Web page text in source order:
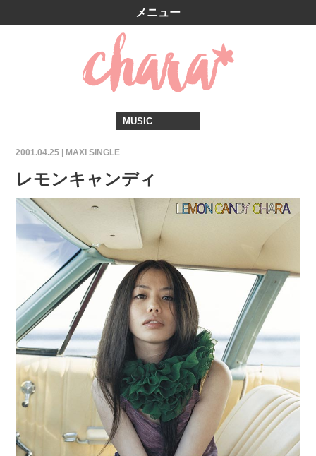
メニュー
MUSIC
2001.04.25 | MAXI SINGLE
レモンキャンディ